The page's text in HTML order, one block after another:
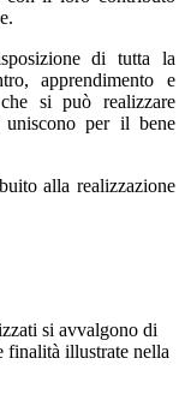
.
di tutta la
apprendimento e
si può realizzare
uniscono per il bene
alla realizzazione
si avvalgono di
finalità illustrate nella